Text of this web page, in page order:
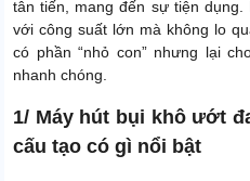
tân tiến, mang đến sự tiện
với công suất lớn mà không lo
có phần “nhỏ con” nhưng lại
nhanh chóng.
1/ Máy hút bụi khô ướt
cấu tạo có gì nổi bật